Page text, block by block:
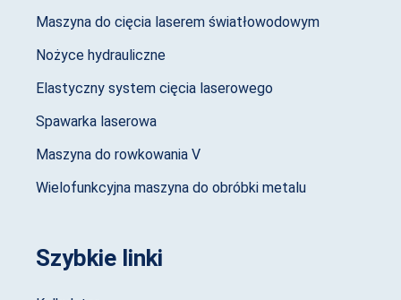
Maszyna do cięcia laserem światłowodowym
Nożyce hydrauliczne
Elastyczny system cięcia laserowego
Spawarka laserowa
Maszyna do rowkowania V
Wielofunkcyjna maszyna do obróbki metalu
Szybkie linki